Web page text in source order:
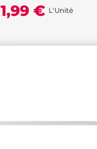
1,99 € L'Unité